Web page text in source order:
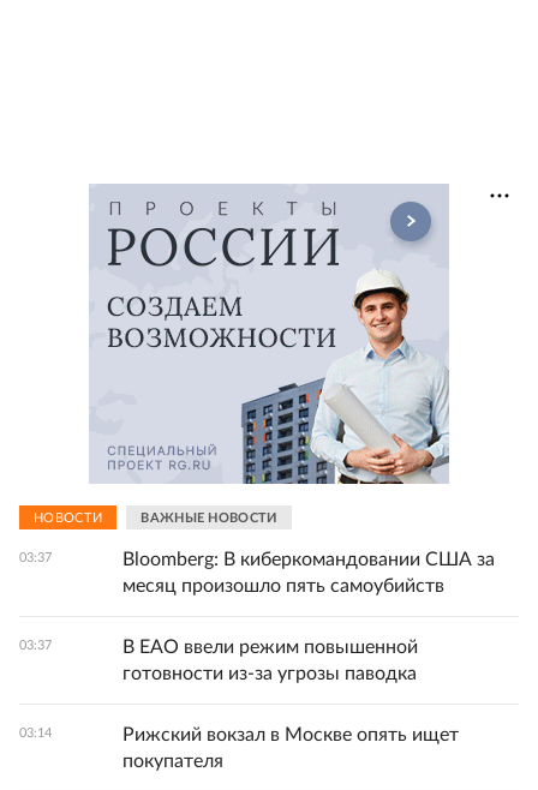
НОВОСТИ ВАЖНЫЕ НОВОСТИ
03:37
Bloomberg: В киберкомандовании США за
месяц произошло пять самоубийств
03:37
В ЕАО ввели режим повышенной
готовности из-за угрозы паводка
03:14
Рижский вокзал в Москве опять ищет
покупателя